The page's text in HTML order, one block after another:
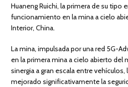
Huaneng Ruichi, la primera de su tipo
funcionamiento en la mina a cielo
Interior, China.
La mina, impulsada por una red 5G-
en la primera mina a cielo abierto del
sinergia a gran escala entre vehículos,
mejorado significativamente la